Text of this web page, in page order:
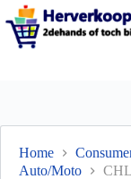
Home
Auto/Moto